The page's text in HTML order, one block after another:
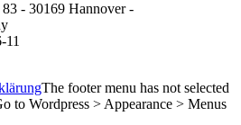
83 - 30169 Hannover -
11
The footer menu has not selected
to Wordpress > Appearance > Menus